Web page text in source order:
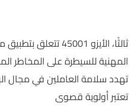
ثالثًا، الأيزو 45001
المهنية للسيطرة على المخاطر
تهدد سلامة العاملين في مجال
تعتبر أولوية قصوى